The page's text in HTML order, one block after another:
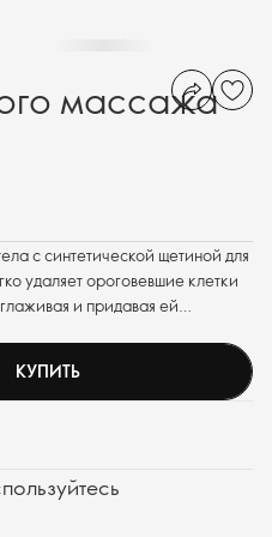
массажа
с синтетической щетиной для
удаляет ороговевшие клетки
и придавая ей
КУПИТЬ